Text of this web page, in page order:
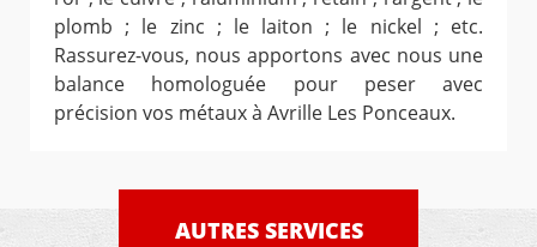
plomb ; le zinc ; le laiton ; le nickel ; etc.
Rassurez-vous, nous apportons avec nous une
balance homologuée pour peser avec
précision vos métaux à Avrille Les Ponceaux.
AUTRES SERVICES